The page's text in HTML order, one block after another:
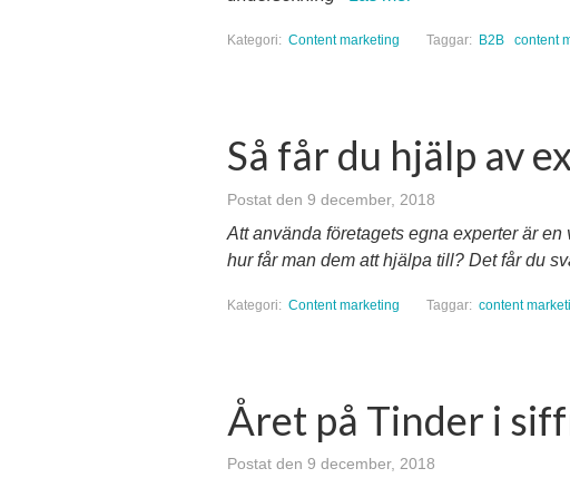
Kategori: Content marketing Taggar: B2B content
Så får du hjälp av
Postat den 9 december, 2018
Att använda företagets egna experter är
hur får man dem att hjälpa till? Det får du
Kategori: Content marketing Taggar: content
Året på Tinder i
Postat den 9 december, 2018